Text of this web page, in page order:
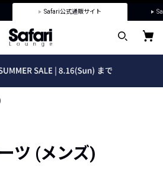
Safari公式通販サイト
ツ (メンズ)